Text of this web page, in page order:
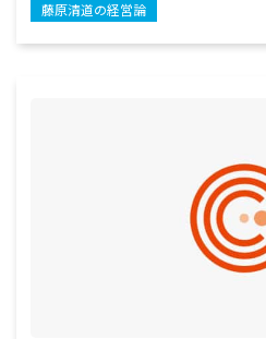
藤原清道の経営論